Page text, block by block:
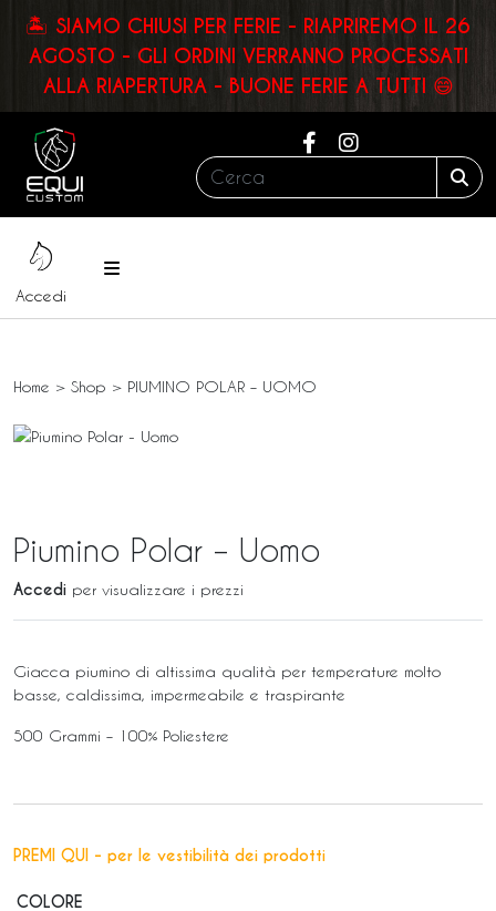
🏝️ SIAMO CHIUSI PER FERIE - RIAPRIREMO IL 26
AGOSTO - GLI ORDINI VERRANNO PROCESSATI
ALLA RIAPERTURA - BUONE FERIE A TUTTI 😄
Cerca:
Accedi
Menu
Home > Shop > PIUMINO POLAR – UOMO
Piumino Polar – Uomo
Accedi per visualizzare i prezzi
Giacca piumino di altissima qualità per temperature molto
basse, caldissima, impermeabile e traspirante
500 Grammi – 100% Poliestere
PREMI QUI - per le vestibilità dei prodotti
COLORE